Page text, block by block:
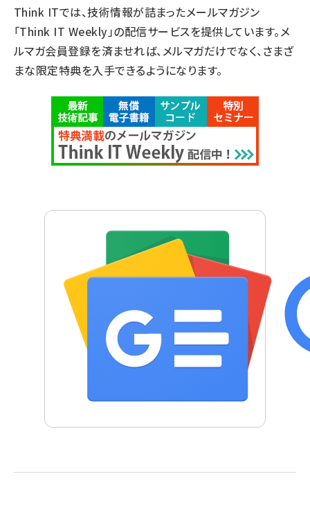
Think ITでは、技術情報が詰まったメールマガジン
「Think IT Weekly」の配信サービスを提供しています。メ
ルマガ会員登録を済ませれば、メルマガだけでなく、さまざ
まな限定特典を入手できるようになります。